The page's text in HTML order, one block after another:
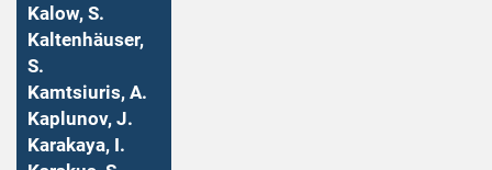
Kalow, S.
Kaltenhäuser,
S.
Kamtsiuris, A.
Kaplunov, J.
Karakaya, I.